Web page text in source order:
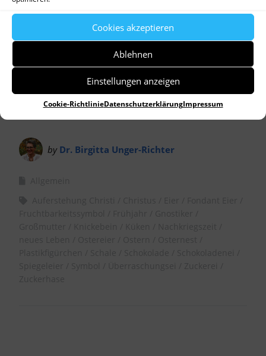
Cookies akzeptieren
Ablehnen
Einstellungen anzeigen
Cookie-RichtlinieDatenschutzerklärungImpressum
by Dr. Birgitta Unger-Richter